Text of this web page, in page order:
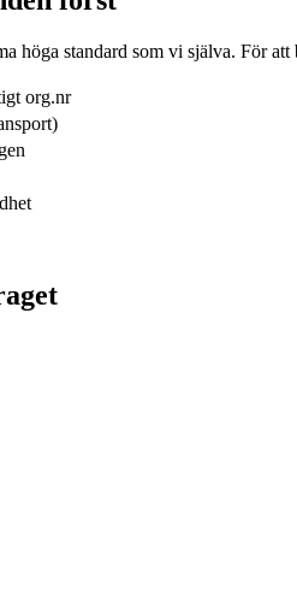
höga standard som vi själva. För
org.nr